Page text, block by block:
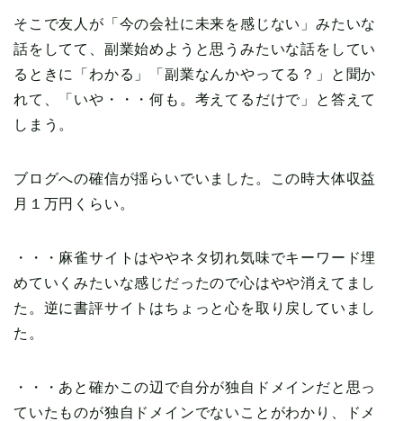
そこで友人が「今の会社に未来を感じない」みたいな
話をしてて、副業始めようと思うみたいな話をしてい
るときに「わかる」「副業なんかやってる？」と聞か
れて、「いや・・・何も。考えてるだけで」と答えて
しまう。
ブログへの確信が揺らいでいました。この時大体収益
月１万円くらい。
・・・麻雀サイトはややネタ切れ気味でキーワード埋
めていくみたいな感じだったので心はやや消えてまし
た。逆に書評サイトはちょっと心を取り戻していまし
た。
・・・あと確かこの辺で自分が独自ドメインだと思っ
ていたものが独自ドメインでないことがわかり、ドメ